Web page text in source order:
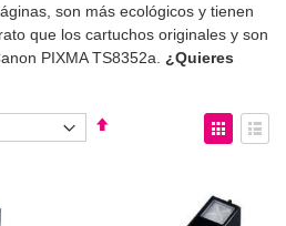
son más ecológicos y tienen
que los cartuchos originales y son
PIXMA TS8352a.
¿Quieres
Fijar
Ver
como